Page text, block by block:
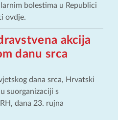
bolestima u Republici
ovdje.
akcija
danu srca
dana srca, Hrvatski
suorganizaciji s
dana 23. rujna